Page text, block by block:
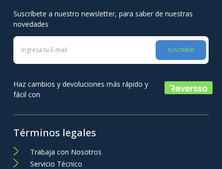
Suscríbete a nuestro newsletter, para saber de nuestras
novedades
SUSCRIBIR
Haz cambios y devoluciones más rápido y
fácil con
Términos legales
Trabaja con Nosotros
Servicio Técnico